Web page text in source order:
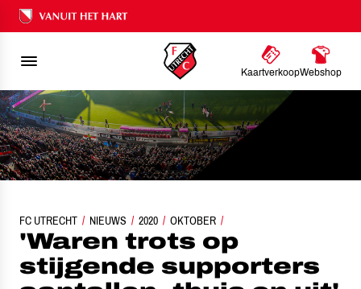
Ons nalatenschap
KaartverkoopWebshop
FC UTRECHT NIEUWS 2020 OKTOBER
'WAREN TROTS OP STIJGENDE SUPPORTERS AANTALLEN, THUIS
'Waren trots op
stijgende supporters